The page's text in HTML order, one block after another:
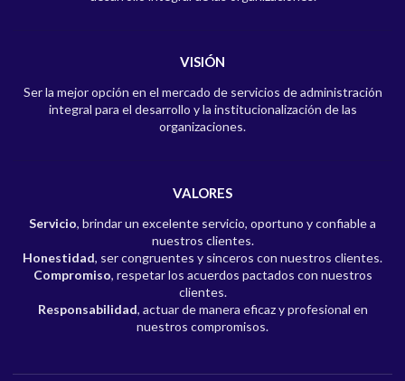
VISIÓN
Ser la mejor opción en el mercado de servicios de administración
integral para el desarrollo y la institucionalización de las
organizaciones.
VALORES
Servicio, brindar un excelente servicio, oportuno y confiable a
nuestros clientes.
Honestidad, ser congruentes y sinceros con nuestros clientes.
Compromiso, respetar los acuerdos pactados con nuestros
clientes.
Responsabilidad, actuar de manera eficaz y profesional en
nuestros compromisos.